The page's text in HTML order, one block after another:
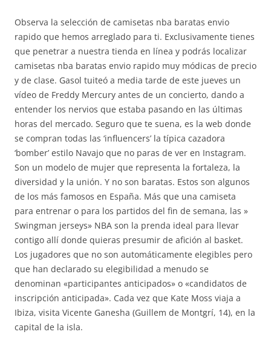
Observa la selección de camisetas nba baratas envio
rapido que hemos arreglado para ti. Exclusivamente tienes
que penetrar a nuestra tienda en línea y podrás localizar
camisetas nba baratas envio rapido muy módicas de precio
y de clase. Gasol tuiteó a media tarde de este jueves un
vídeo de Freddy Mercury antes de un concierto, dando a
entender los nervios que estaba pasando en las últimas
horas del mercado. Seguro que te suena, es la web donde
se compran todas las ‘influencers’ la típica cazadora
‘bomber’ estilo Navajo que no paras de ver en Instagram.
Son un modelo de mujer que representa la fortaleza, la
diversidad y la unión. Y no son baratas. Estos son algunos
de los más famosos en España. Más que una camiseta
para entrenar o para los partidos del fin de semana, las »
Swingman jerseys» NBA son la prenda ideal para llevar
contigo allí donde quieras presumir de afición al basket.
Los jugadores que no son automáticamente elegibles pero
que han declarado su elegibilidad a menudo se
denominan «participantes anticipados» o «candidatos de
inscripción anticipada». Cada vez que Kate Moss viaja a
Ibiza, visita Vicente Ganesha (Guillem de Montgrí, 14), en la
capital de la isla.